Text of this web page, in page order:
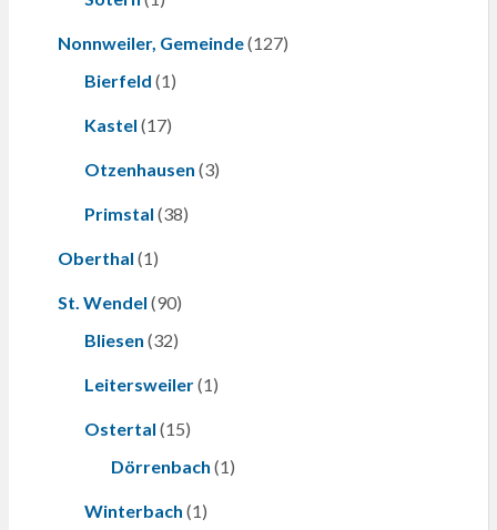
Nonnweiler, Gemeinde(127)
Bierfeld (1)
Kastel (17)
Otzenhausen (3)
Primstal (38)
Oberthal (1)
St. Wendel (90)
Bliesen (32)
Leitersweiler(1)
Ostertal (15)
Dörrenbach (1)
Winterbach (1)